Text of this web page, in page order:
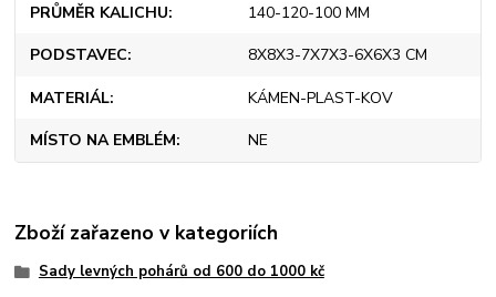
PRŮMĚR KALICHU 140-120-100 MM
PODSTAVEC 8X8X3-7X7X3-6X6X3 CM
MATERIÁL KÁMEN-PLAST-KOV
MÍSTO NA EMBLÉM NE
Zboží zařazeno v kategoriích
Sady levných pohárů od 600 do 1000 kč